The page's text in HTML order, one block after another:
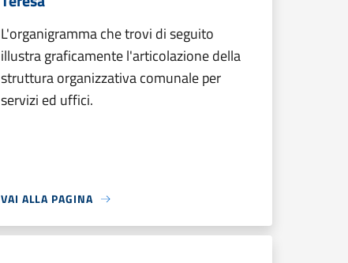
L'organigramma che trovi di seguito
illustra graficamente l'articolazione della
struttura organizzativa comunale per
servizi ed uffici.
VAI ALLA PAGINA